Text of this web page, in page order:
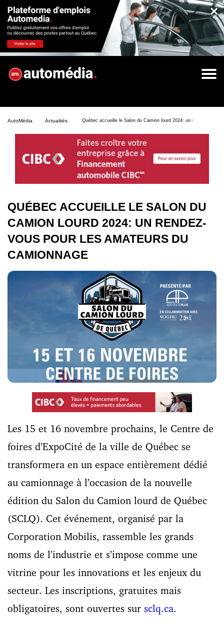
×
AutoMédia Actualités Québec accueille le Salon du Camion lourd 2024: un rendez-vous
QUÉBEC ACCUEILLE LE SALON DU
CAMION LOURD 2024: UN RENDEZ-
VOUS POUR LES AMATEURS DU
CAMIONNAGE
Les 15 et 16 novembre prochains, le Centre de
foires d’ExpoCité de la ville de Québec se
transformera en un espace entièrement dédié
au camionnage à l’occasion de la nouvelle
édition du Salon du Camion lourd de Québec
(SCLQ). Cet événement, organisé par la
Corporation Mobilis, rassemble les grands
noms de l’industrie et s’impose comme une
vitrine pour les innovations et les enjeux du
secteur. Les inscriptions, gratuites mais
obligatoires, sont ouvertes sur sclq.ca.